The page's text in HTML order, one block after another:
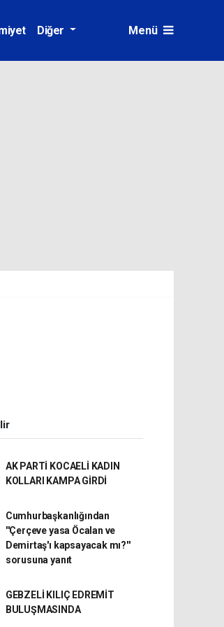
Diğer Menü
AK PARTİ KOCAELİ KADIN
KOLLARI KAMPA GİRDİ
Cumhurbaşkanlığından
''Çerçeve yasa Öcalan ve
Demirtaş'ı kapsayacak mı?''
sorusuna yanıt
GEBZELİ KILIÇ EDREMİT
BULUŞMASINDA